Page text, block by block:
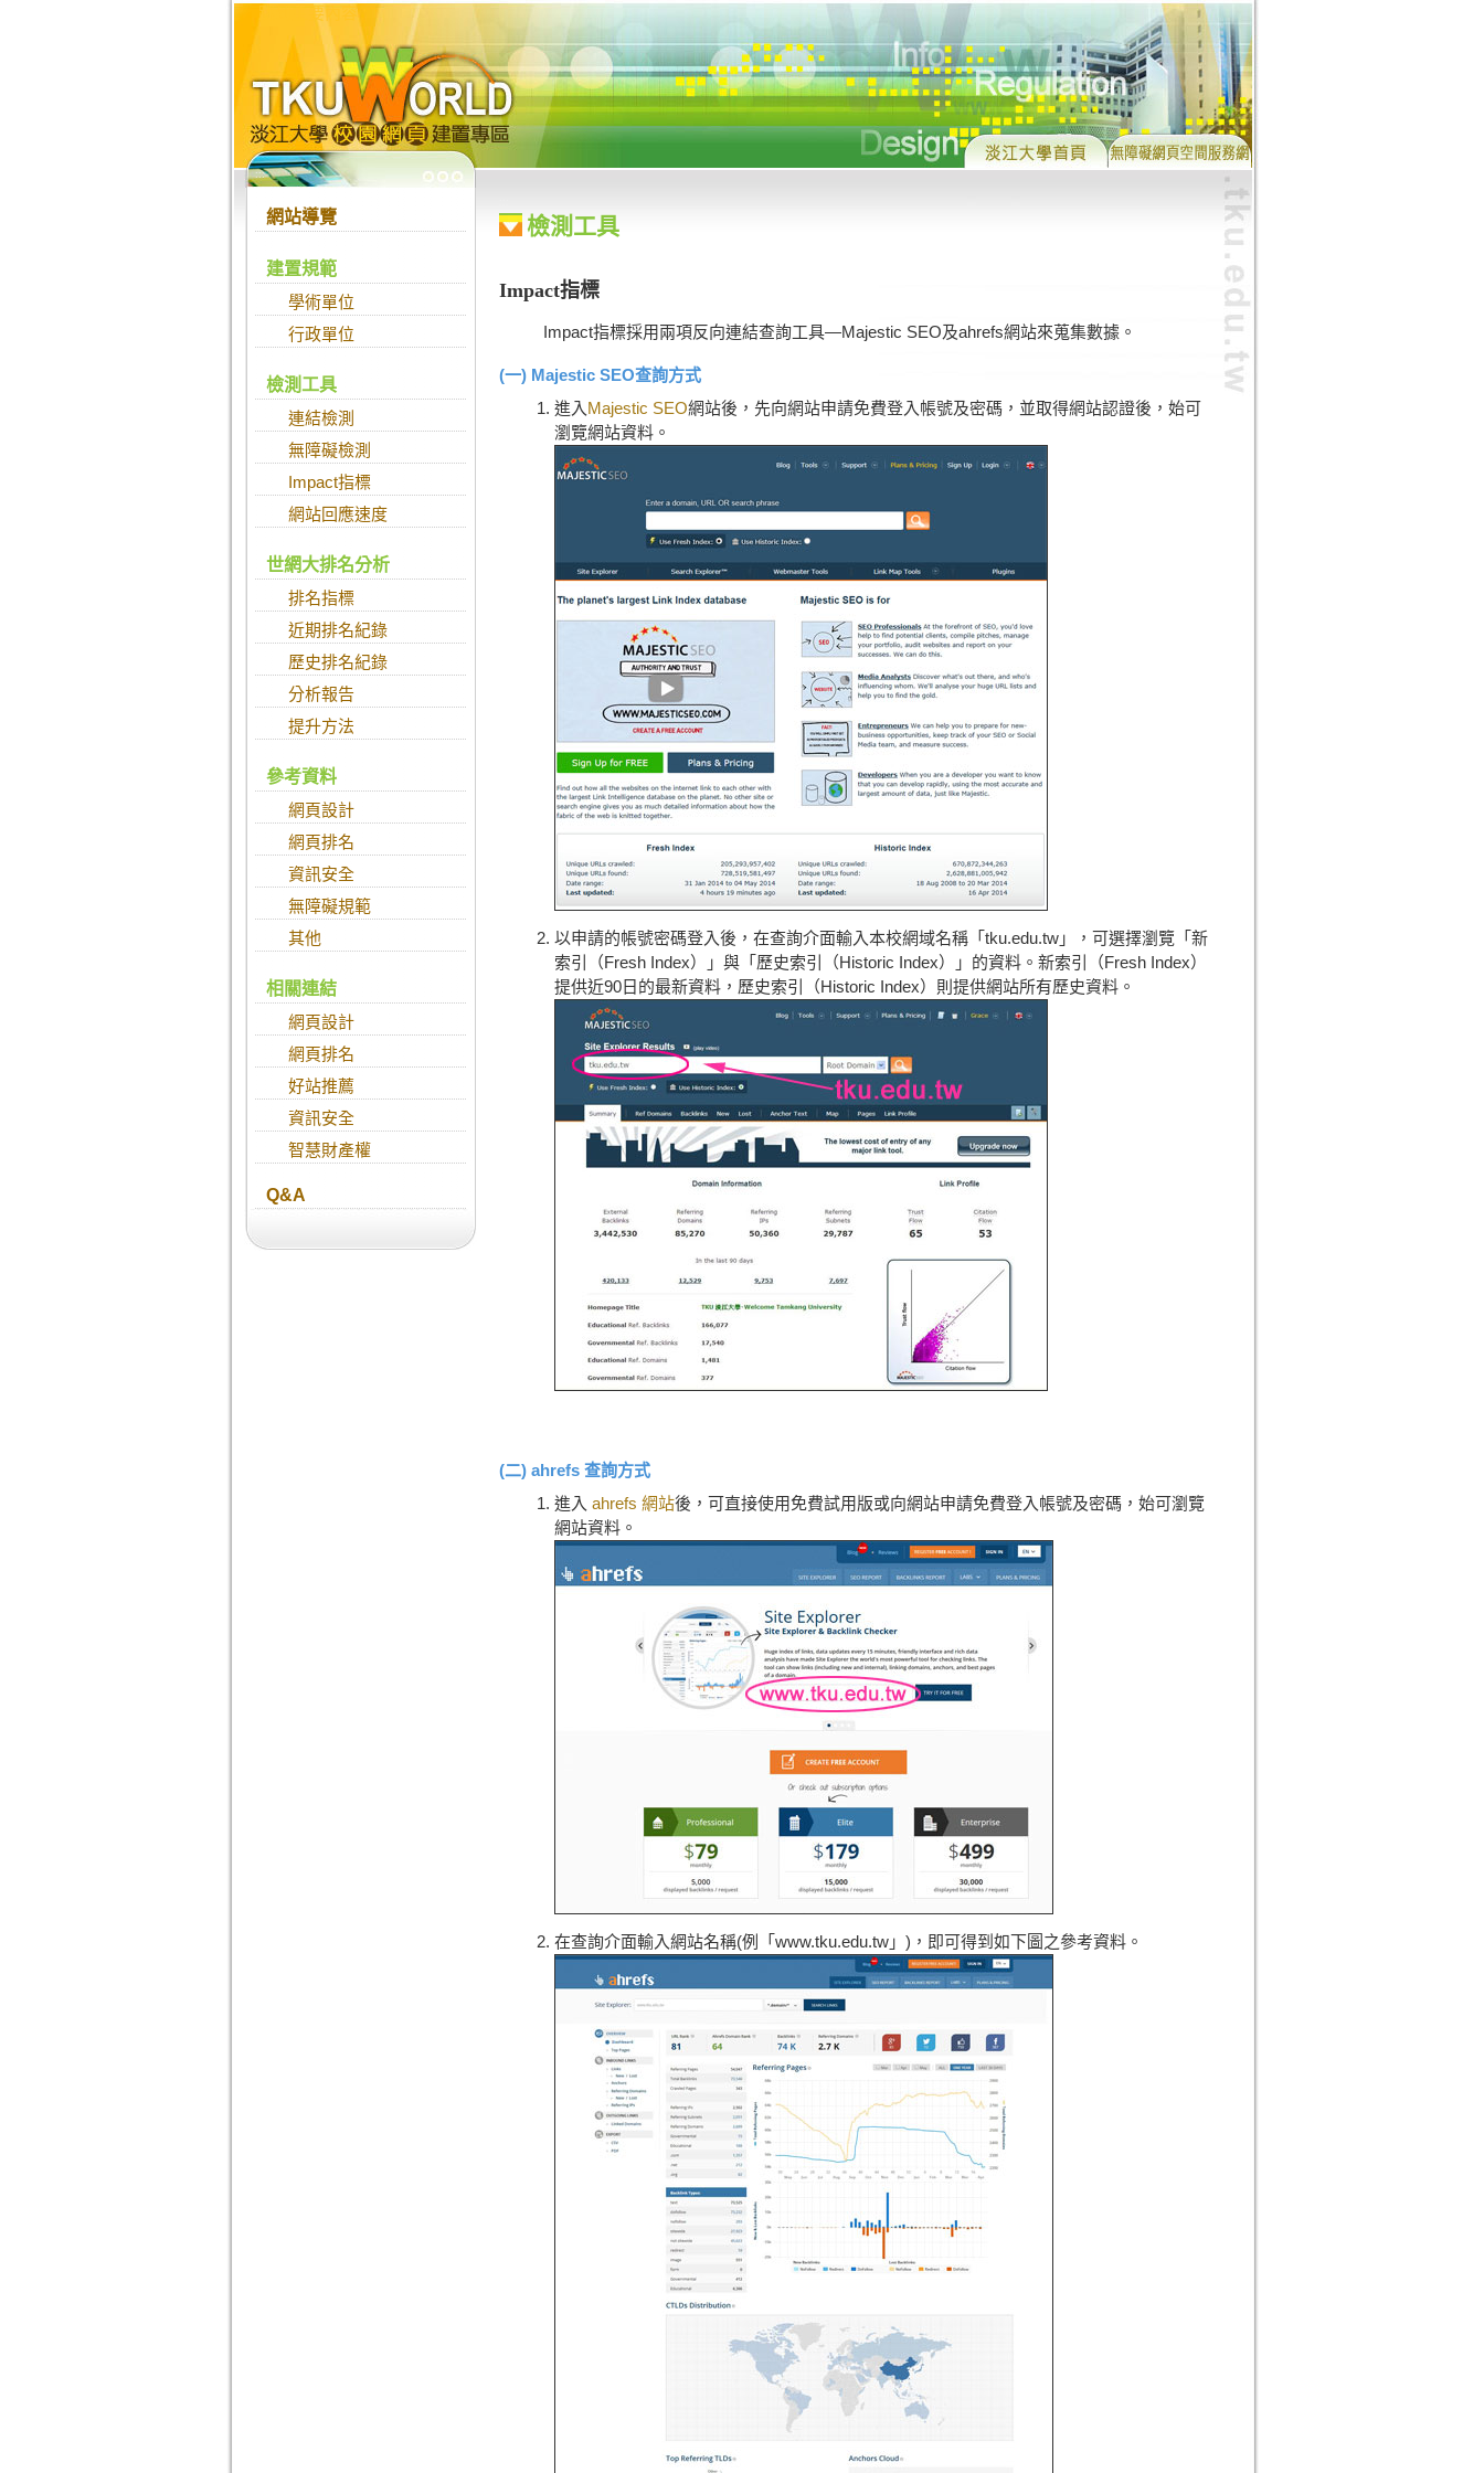
跳到主要內容
:::
網站導覽
建置規範
學術單位
行政單位
檢測工具
連結檢測
無障礙檢測
Impact指標
網站回應速度
世網大排名分析
排名指標
近期排名紀錄
歷史排名紀錄
分析報告
提升方法
參考資料
網頁設計
網頁排名
資訊安全
無障礙規範
其他
相關連結
網頁設計
網頁排名
好站推薦
資訊安全
智慧財產權
Q&A
檢測工具
Impact指標
Impact指標採用兩項反向連結查詢工具—Majestic SEO及ahrefs網站來蒐集數據。
(一) Majestic SEO查詢方式
進入 Majestic SEO網站後，先向網站申請免費登入帳號及密碼，並取得網站認證後，始可
瀏覽網站資料。
以申請的帳號密碼登入後，在查詢介面輸入本校網域名稱「tku.edu.tw」，可選擇瀏覽「新
索引（Fresh Index）」與「歷史索引（Historic Index）」的資料。新索引（Fresh Index）
提供近90日的最新資料，歷史索引（Historic Index）則提供網站所有歷史資料。
(二) ahrefs 查詢方式
進入 ahrefs 網站後，可直接使用免費試用版或向網站申請免費登入帳號及密碼，始可瀏覽
網站資料。
在查詢介面輸入網站名稱(例「www.tku.edu.tw」)，即可得到如下圖之參考資料。